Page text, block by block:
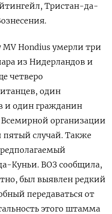
Тристан-да-
Hondius умерли три
из Нидерландов и
четверо
один
и один гражданин
организации
пятый случай. Также
Куньи. ВОЗ сообщила,
был выявлен редкий
передаваться от
этого штамма